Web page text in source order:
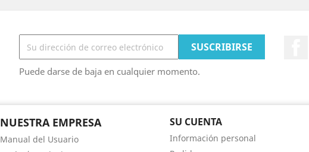
Puede darse de baja en cualquier momento.
NUESTRA EMPRESA
Manual del Usuario
SU CUENTA
Información personal